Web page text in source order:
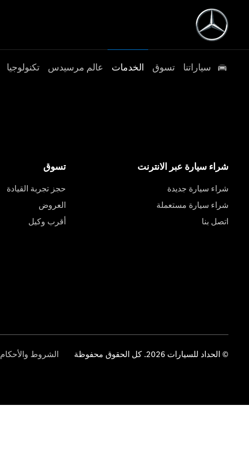
سياراتنا تسوق الخدمات عالم مرسيدس تكنولوجيا
شراء سيارة عبر الانترنت
شراء سيارة جديدة
شراء سيارة مستعملة
اتصل بنا
تسوق
حجز تجربة القيادة
العروض
أقرب وكيل
© الحداد للسيارات 2026. كل الحقوق محفوظة الشروط والأحكام